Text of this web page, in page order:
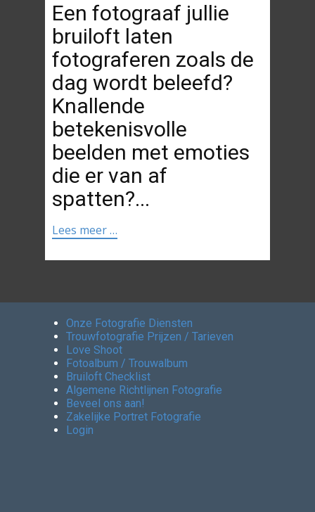
Een fotograaf jullie
bruiloft laten
fotograferen zoals de
dag wordt beleefd?
Knallende
betekenisvolle
beelden met emoties
die er van af
spatten?...
Lees meer …
Onze Fotografie Diensten
Trouwfotografie Prijzen / Tarieven
Love Shoot
Fotoalbum / Trouwalbum
Bruiloft Checklist
Algemene Richtlijnen Fotografie
Beveel ons aan!
Zakelijke Portret Fotografie
Login